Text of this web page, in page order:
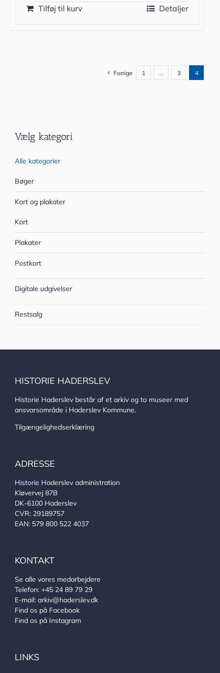
Tilføj til kurv Detaljer
Forrige 1 … 3 4
Vælg kategori
Alle kategorier
Bøger
Kort og plakater
Kort
Plakater
Postkort
Digitale udgivelser
Restsalg
HISTORIE HADERSLEV
Historie Haderslev består af et arkiv og to museer med
ansvarsområde i Haderslev Kommune.
Tilgængelighedserklæring
ADRESSE
Historie Haderslev administration
Kløvervej 87B
DK-6100 Haderslev
CVR: 29189757
EAN: 579 800 522 4037
KONTAKT
Se alle vores medarbejdere
Telefon: +45 24 89 79 29
E-mail: arkiv@haderslev.dk
Find os på Facebook
Find os på Instagram
LINKS